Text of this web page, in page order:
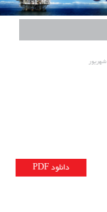
دانلود PDF